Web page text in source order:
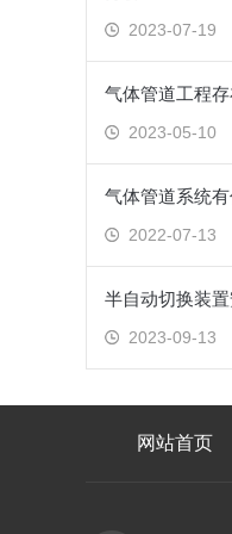
2023-07-19
气体管道工程
2023-05-10
气体管道系统有
2022-07-13
半自动切换装
2023-09-13
网站首页